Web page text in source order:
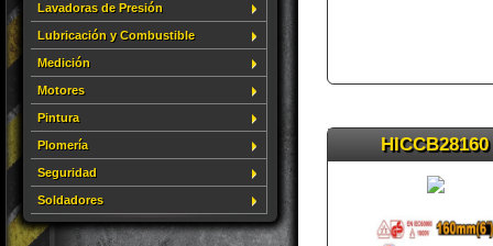
Lavadoras de Presión
Lubricación y Combustible
Medición
Motores
Pintura
Plomería
Seguridad
Soldadores
HICCB28160